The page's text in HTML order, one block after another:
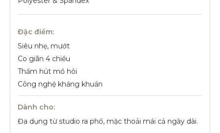
Đặc điểm:
Siêu nhẹ, mướt
Co giãn 4 chiều
Thấm hút mồ hôi
Công nghệ kháng khuẩn
Dành cho:
Đa dụng từ studio ra phố, mặc thoải mái cả ngày dài.